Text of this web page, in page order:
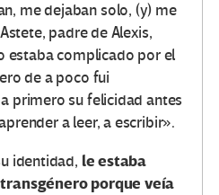
me dejaban solo, (y) me
padre de Alexis,
estaba complicado por el
de a poco fui
primero su felicidad antes
a leer, a escribir».
identidad, le estaba
porque veía